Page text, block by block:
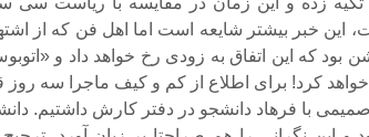
این خبر بیشتر شایعه است اما اهل فن که از
بود که این اتفاق به زودی رخ خواهد داد و
کرد! برای اطلاع از کم و کیف ماجرا سه روز
با فرهاد دانشجو در دفتر کارش داشتیم.